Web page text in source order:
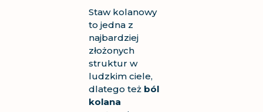
Staw kolanowy
to jedna z
najbardziej
złożonych
struktur w
ludzkim ciele,
dlatego też ból
kolana